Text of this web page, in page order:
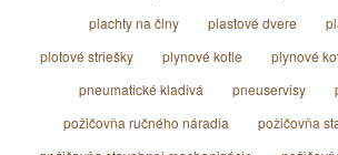
plachty na člny
plastové dvere
plotové striešky
plynové kotle plynové
pneumatické kladivá
pneuservisy
požičovňa ručného náradia
požičovňa